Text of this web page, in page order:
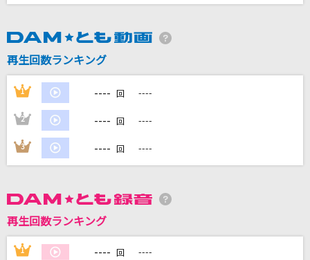
L'Arc-en-Ciel
[生音]そっけない
RADWIMPS
運命のヒト
EXILE
back number
[良音]三日月
絢香
再生回数ランキング
1 ---- 回 ----
2 ---- 回 ----
3 ---- 回 ----
再生回数ランキング
1 ---- 回 ----